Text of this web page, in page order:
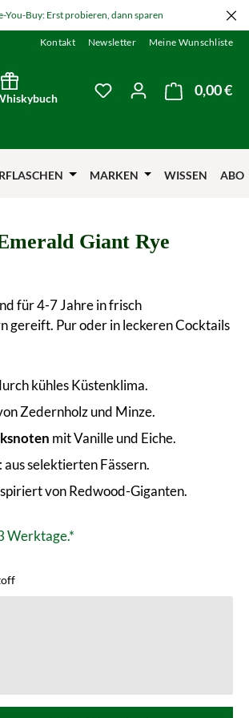
You-Buy: Erst probieren, dann sparen
Kontakt Newsletter Meine Wunschliste
Du hast 0 Produkte
0,00 €
MARKEN WISSEN ABO
Giant Rye
für 4-7 Jahre in frisch
gereift. Pur oder in leckeren Cocktails
kühles Küstenklima.
Zedernholz und Minze.
mit Vanille und Eiche.
aus selektierten Fässern.
von Redwood-Giganten.
Werktage.*